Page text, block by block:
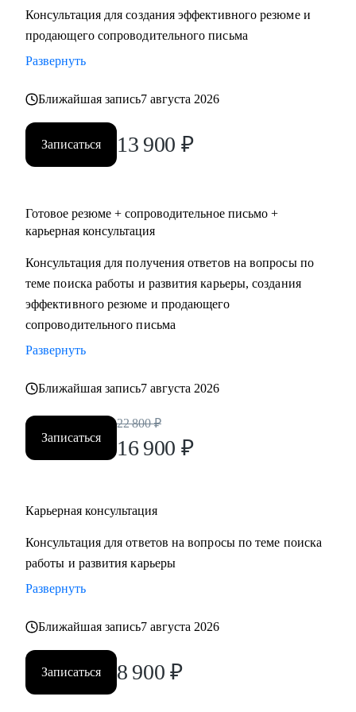
• Два высших образования - Менеджмент и Стратегическое
управление персоналом. Дополнительное образование в
сфере коучинга и карьерного консультирования.
С чем помогу:
• Нет приглашений на интервью - разберем, почему рынок
не видит вашу ценность, и исправим.
• Не знаете, как выгодно представить опыт - соберем
• Перерыв в работе, разнородный бэкграунд (нелинейный
которая закроет вопросы нанимающей стороны.
• Карьерный переход или выход на новый уровень дохода -
выстроим стратегию с конкретными шагами.
• Готовитесь к важному интервью - отработаем ответы и
подсветим сильные стороны.
тренды и ваше позиционирование.
плыть по течению, но не знаете с чего начать ;)
глубокой экспертизы и использования в работе различных
Консультация для создания эффективного резюме и
продающего сопроводительного письма
Развернуть
Ближайшая запись7 августа 2026
Записаться 13 900 ₽
Готовое резюме + сопроводительное письмо +
карьерная консультация
Консультация для получения ответов на вопросы по
теме поиска работы и развития карьеры, создания
эффективного резюме и продающего
сопроводительного письма
Развернуть
Ближайшая запись7 августа 2026
Записаться
22 800 ₽
16 900 ₽
Карьерная консультация
Консультация для ответов на вопросы по теме поиска
работы и развития карьеры
Развернуть
Ближайшая запись7 августа 2026
Записаться 8 900 ₽